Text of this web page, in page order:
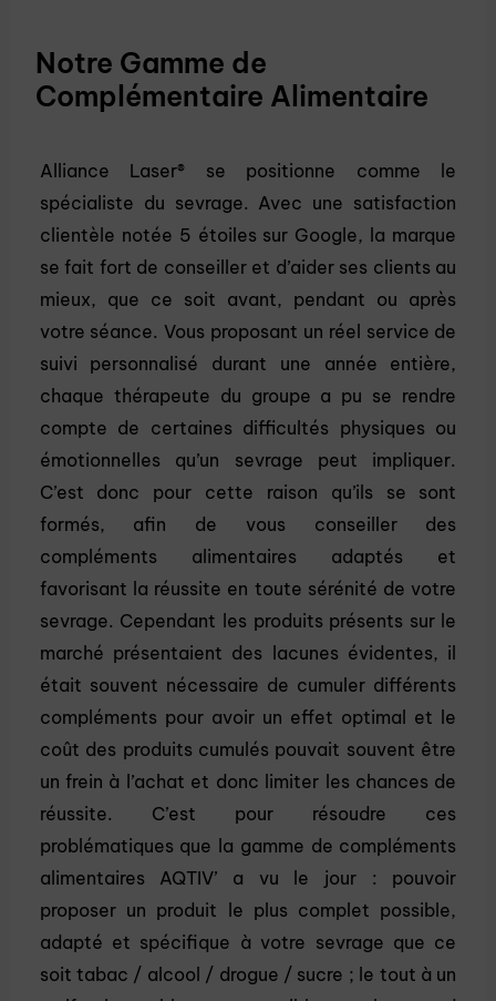
Notre Gamme de
Complémentaire Alimentaire
Alliance Laser® se positionne comme le
spécialiste du sevrage. Avec une satisfaction
clientèle notée 5 étoiles sur Google, la marque
se fait fort de conseiller et d’aider ses clients au
mieux, que ce soit avant, pendant ou après
votre séance. Vous proposant un réel service de
suivi personnalisé durant une année entière,
chaque thérapeute du groupe a pu se rendre
compte de certaines difficultés physiques ou
émotionnelles qu’un sevrage peut impliquer.
C’est donc pour cette raison qu’ils se sont
formés, afin de vous conseiller des
compléments alimentaires adaptés et
favorisant la réussite en toute sérénité de votre
sevrage. Cependant les produits présents sur le
marché présentaient des lacunes évidentes, il
était souvent nécessaire de cumuler différents
compléments pour avoir un effet optimal et le
coût des produits cumulés pouvait souvent être
un frein à l’achat et donc limiter les chances de
réussite. C’est pour résoudre ces
problématiques que la gamme de compléments
alimentaires AQTIV’ a vu le jour : pouvoir
proposer un produit le plus complet possible,
adapté et spécifique à votre sevrage que ce
soit tabac / alcool / drogue / sucre ; le tout à un